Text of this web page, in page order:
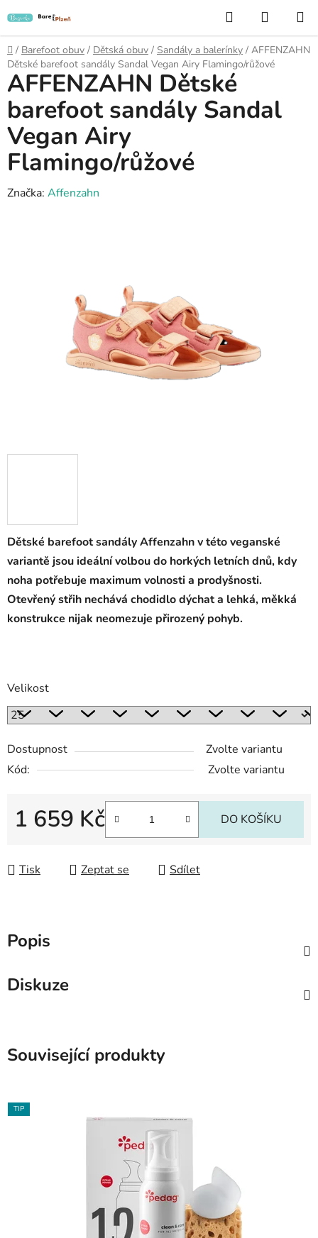
na
obsah
Hledat
KOŠÍK
Domů
/ Barefoot obuv / Dětská obuv / Sandály a balerínky / AFFENZAHN
Dětské barefoot sandály Sandal Vegan Airy Flamingo/růžové
Dětské barefoot sandály Affenzahn v této veganské
variantě jsou ideální volbou do horkých letních dnů, kdy
noha potřebuje maximum volnosti a prodyšnosti.
Otevřený střih nechává chodidlo dýchat a lehká, měkká
konstrukce nijak neomezuje přirozený pohyb.
Velikost
Dostupnost
Zvolte variantu
Kód:
Zvolte variantu
1 659 Kč DO KOŠÍKU
Tisk Zeptat se Sdílet
AFFENZAHN Dětské
barefoot sandály Sandal
Vegan Airy
Flamingo/růžové
Značka: Affenzahn
Popis
Diskuze
Související produkty
TIP